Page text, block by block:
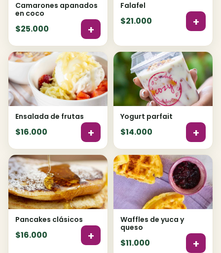
Camarones apanados
en coco
$25.000 +
Falafel
$21.000 +
Ensalada de frutas
$16.000 +
Yogurt parfait
$14.000 +
Pancakes clásicos
$16.000 +
Waffles de yuca y
queso
$11.000 +